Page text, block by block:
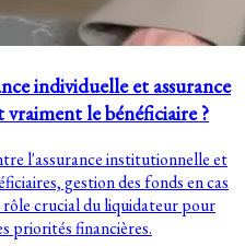
individuelle et assurance
le bénéficiaire ?
l'assurance institutionnelle et
gestion des fonds en cas
rôle crucial du liquidateur pour
priorités financières.